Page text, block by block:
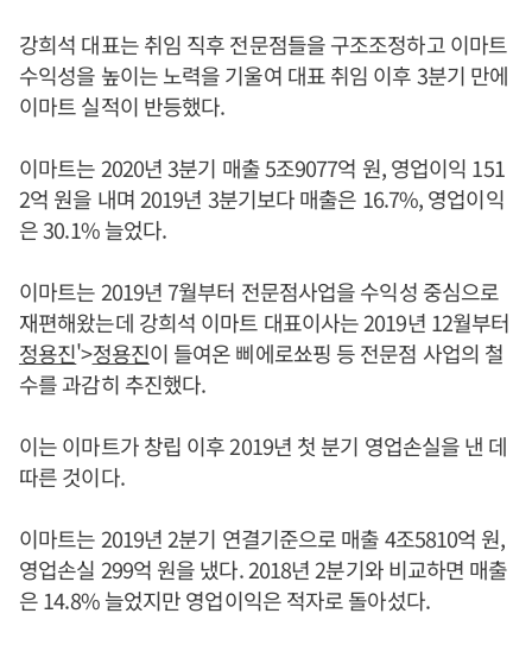
강희석 대표는 취임 직후 전문점들을 구조조정하고 이마트
수익성을 높이는 노력을 기울여 대표 취임 이후 3분기 만에
이마트 실적이 반등했다.
이마트는 2020년 3분기 매출 5조9077억 원, 영업이익 151
2억 원을 내며 2019년 3분기보다 매출은 16.7%, 영업이익
은 30.1% 늘었다.
이마트는 2019년 7월부터 전문점사업을 수익성 중심으로
재편해왔는데 강희석 이마트 대표이사는 2019년 12월부터
정용진'>정용진이 들여온 삐에로쑈핑 등 전문점 사업의 철
수를 과감히 추진했다.
이는 이마트가 창립 이후 2019년 첫 분기 영업손실을 낸 데
따른 것이다.
이마트는 2019년 2분기 연결기준으로 매출 4조5810억 원,
영업손실 299억 원을 냈다. 2018년 2분기와 비교하면 매출
은 14.8% 늘었지만 영업이익은 적자로 돌아섰다.